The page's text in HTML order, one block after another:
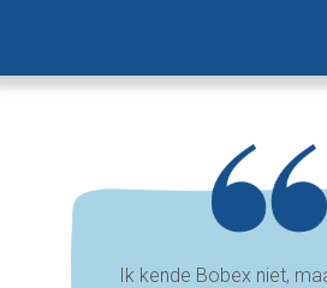
Ik kende Bobex niet,